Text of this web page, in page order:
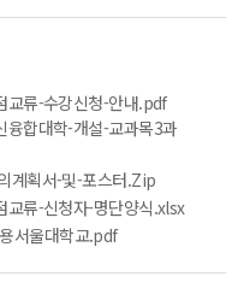
교류-수강신청-안내.pdf
합대학-개설-교과목3과
계획서-및-포스터.Zip
류-신청자-명단양식.xlsx
서울대학교.pdf